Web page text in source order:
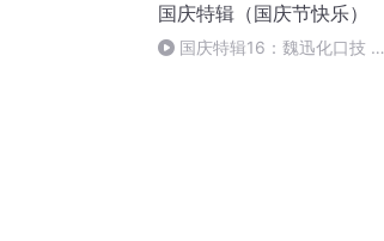
国庆特辑（国庆节快乐）
国庆特辑16：魏迅化口技 二